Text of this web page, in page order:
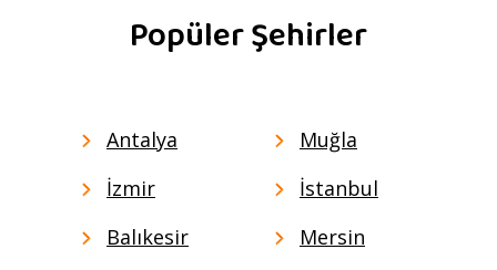
Popüler Şehirler
Antalya
Muğla
İzmir
İstanbul
Balıkesir
Mersin